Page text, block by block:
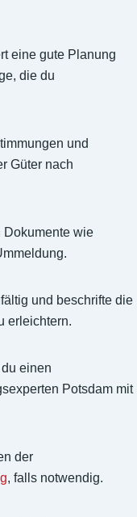
eine gute Planung
die du
und
Güter nach
Dokumente wie
und beschrifte die
erleichtern.
einen
Potsdam mit
der
, falls notwendig.